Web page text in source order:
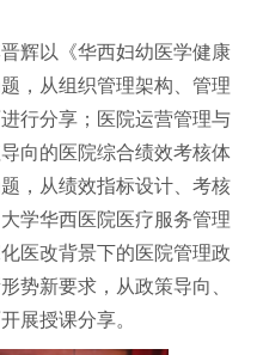
辉以《华西妇幼医学健康
，从组织管理架构、管理
行分享；医院运营管理与
向的医院综合绩效考核体
，从绩效指标设计、考核
学华西医院医疗服务管理
医改背景下的医院管理政
势新要求，从政策导向、
展授课分享。